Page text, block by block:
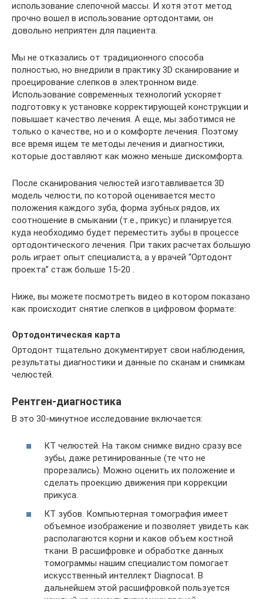
использование слепочной массы. И хотя этот метод
прочно вошел в использование ортодонтами, он
довольно неприятен для пациента.
Мы не отказались от традиционного способа
полностью, но внедрили в практику 3D сканирование и
проецирование слепков в электронном виде.
Использование современных технологий ускоряет
подготовку к установке корректирующей конструкции и
повышает качество лечения. А еще, мы заботимся не
только о качестве, но и о комфорте лечения. Поэтому
все время ищем те методы лечения и диагностики,
которые доставляют как можно меньше дискомфорта.
После сканирования челюстей изготавливается 3D
модель челюсти, по которой оценивается место
положения каждого зуба, форма зубных рядов, их
соотношение в смыкании (т.е., прикус) и планируется.
куда необходимо будет переместить зубы в процессе
ортодонтического лечения. При таких расчетах большую
роль играет опыт специалиста, а у врачей “Ортодонт
проекта” стаж больше 15-20 .
Ниже, вы можете посмотреть видео в котором показано
как происходит снятие слепков в цифровом формате:
Ортодонтическая карта
Ортодонт тщательно документирует свои наблюдения,
результаты диагностики и данные по сканам и снимкам
челюстей.
Рентген-диагностика
В это 30-минутное исследование включается:
КТ челюстей. На таком снимке видно сразу все
зубы, даже ретинированные (те что не
прорезались). Можно оценить их положение и
сделать проекцию движения при коррекции
прикуса.
КТ зубов. Компьютерная томография имеет
объемное изображение и позволяет увидеть как
располагаются корни и каков объем костной
ткани. В расшифровке и обработке данных
томограммы нашим специалистом помогает
искусственный интеллект Diagnocat. В
дальнейшем этой расшифровкой пользуется